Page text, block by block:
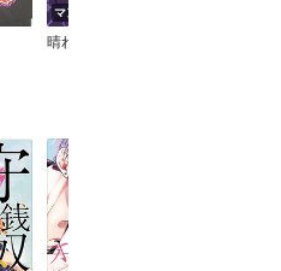
マンガ｜巻